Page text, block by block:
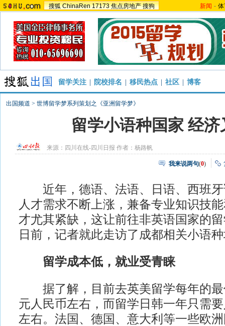
搜狐 ChinaRen 17173 焦点房地产 搜狗 新闻 -
留学关注 院校排名 移民热点 社区 博客
出国频道 > 世博留学梦系列策划之《亚洲留学梦》
留学小语种国家 经济
来源： 四川在线-四川日报 作者：杨路帆
我来说两句(0)
近年，德语、法语、日语、西班牙
人才需求不断上涨，兼备专业知识技
才尤其紧缺，这让前往非英语国家的
日前，记者就此走访了成都相关小语
留学成本低，就业受青睐
据了解，目前去英美留学每年的最
元人民币左右，而留学日韩一年只需
左右。法国、德国、意大利等一些欧